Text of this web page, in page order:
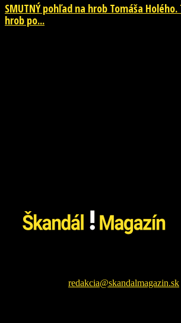
SMUTNÝ pohľad na hrob Tomáša
hrob po...
redakcia@skandalmagazin.sk